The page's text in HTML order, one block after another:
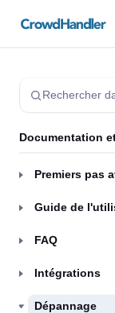
Rechercher
Documentation
Premiers pas
Guide de
FAQ
Intégrations
Dépannage